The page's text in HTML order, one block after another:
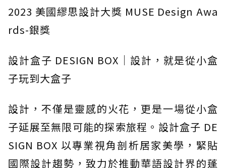
2023 美國繆思設計大獎 MUSE Design Awa
rds-銀獎
設計盒子 DESIGN BOX｜設計，就是從小盒
子玩到大盒子
設計，不僅是靈感的火花，更是一場從小盒
子延展至無限可能的探索旅程。設計盒子 DE
SIGN BOX 以專業視角剖析居家美學，緊貼
國際設計趨勢，致力於推動華語設計界的蓬